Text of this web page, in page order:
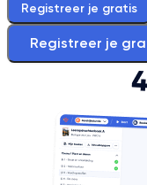
Registreer je gratis
Registreer je